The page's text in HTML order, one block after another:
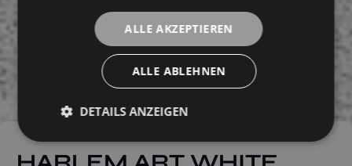
ALLE AKZEPTIEREN
ALLE ABLEHNEN
DETAILS ANZEIGEN